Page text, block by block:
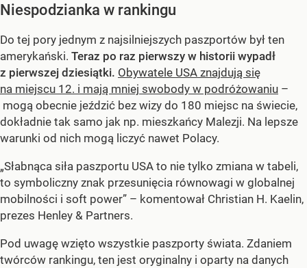
Niespodzianka w rankingu
Do tej pory jednym z najsilniejszych paszportów był ten
amerykański. Teraz po raz pierwszy w historii wypadł
z pierwszej dziesiątki. Obywatele USA znajdują się
na miejscu 12. i mają mniej swobody w podróżowaniu –
mogą obecnie jeździć bez wizy do 180 miejsc na świecie,
dokładnie tak samo jak np. mieszkańcy Malezji. Na lepsze
warunki od nich mogą liczyć nawet Polacy.
„Słabnąca siła paszportu USA to nie tylko zmiana w tabeli,
to symboliczny znak przesunięcia równowagi w globalnej
mobilności i soft power” – komentował Christian H. Kaelin,
prezes Henley & Partners.
Pod uwagę wzięto wszystkie paszporty świata. Zdaniem
twórców rankingu, ten jest oryginalny i oparty na danych